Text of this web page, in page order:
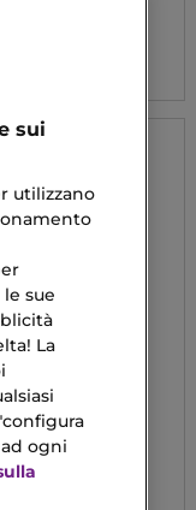
sui
utilizzano
sue
La
ogni